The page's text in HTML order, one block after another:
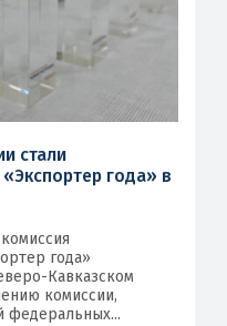
стали
года» в
года»
Кавказском
комиссии,
федеральных...